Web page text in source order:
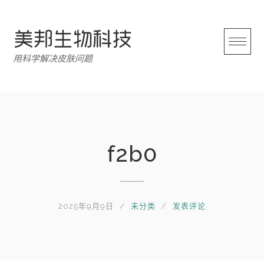
用科学解决皮肤问题
f2b0
2025年9月9日 未分类 发表评论